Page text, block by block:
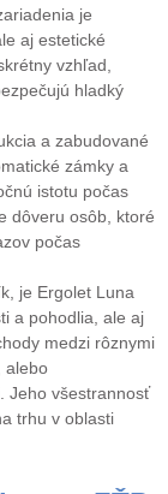
je
aj estetické
vzhľad,
hladký
a zabudované
zámky a
istotu počas
dôveru osôb, ktoré
počas
je Ergolet Luna
a pohodlia, ale aj
medzi rôznymi
alebo
Jeho všestrannosť
trhu v oblasti